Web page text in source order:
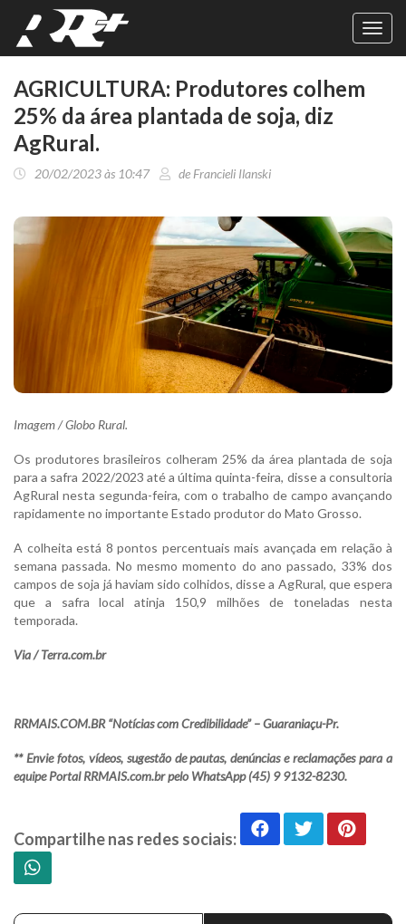
AGRICULTURA: Produtores colhem
25% da área plantada de soja, diz
AgRural.
20/02/2023 às 10:47 de Francieli Ilanski
Imagem / Globo Rural.
Os produtores brasileiros colheram 25% da área plantada de soja
para a safra 2022/2023 até a última quinta-feira, disse a consultoria
AgRural nesta segunda-feira, com o trabalho de campo avançando
rapidamente no importante Estado produtor do Mato Grosso.
A colheita está 8 pontos percentuais mais avançada em relação à
semana passada. No mesmo momento do ano passado, 33% dos
campos de soja já haviam sido colhidos, disse a AgRural, que espera
que a safra local atinja 150,9 milhões de toneladas nesta
temporada.
Via / Terra.com.br
RRMAIS.COM.BR “Notícias com Credibilidade” – Guaraniaçu-Pr.
** Envie fotos, vídeos, sugestão de pautas, denúncias e reclamações para a
equipe Portal RRMAIS.com.br pelo WhatsApp (45) 9 9132-8230.
Compartilhe nas redes sociais: